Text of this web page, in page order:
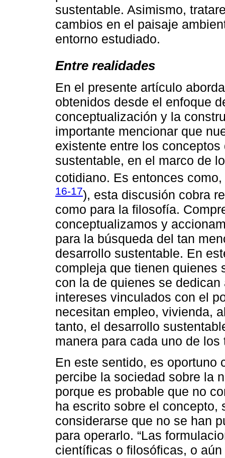
sustentable. Asimismo,
cambios en el paisaje
entorno estudiado.
Entre realidades
En el presente artículo
obtenidos desde el enfoque
conceptualización y la
importante mencionar que
existente entre los
sustentable, en el marco de
cotidiano. Es entonces
16-17), esta discusión cobra
como para la filosofía.
conceptualizamos y
para la búsqueda del tan
desarrollo sustentable. En
compleja que tienen quienes
con la de quienes se
intereses vinculados con el
necesitan empleo, vivienda,
tanto, el desarrollo
manera para cada uno de los
En este sentido, es oportuno
percibe la sociedad sobre la
porque es probable que no
ha escrito sobre el concepto,
considerarse que no se han
para operarlo. “Las
científicas o filosóficas, o